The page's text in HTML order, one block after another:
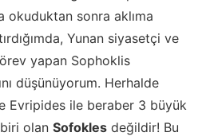
okuduktan sonra aklıma
Yunan siyasetçi ve
yapan Sophoklis
düşünüyorum. Herhalde
Evripides ile beraber 3 büyük
olan Sofokles değildir! Bu